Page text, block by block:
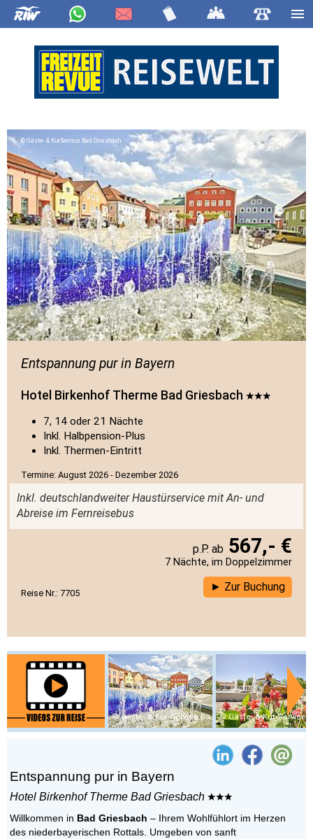
Gäste- & Kur-Service Bad Griesbach
Entspannung pur in Bayern
Hotel Birkenhof Therme Bad Griesbach
7, 14 oder 21 Nächte
Inkl. Halbpension-Plus
Inkl. Thermen-Eintritt
Termine: August 2026 - Dezember 2026
Inkl. deutschlandweiter Haustürservice mit An- und
Abreise im Fernreisebus
567,- €
7 Nächte, im Doppelzimmer
Reise Nr.: 7705 Zur Buchung
Gäste- & Kur-Service Bad Griesbach Gäste- & Kur-Service Bad
Entspannung pur in Bayern
Hotel Birkenhof Therme Bad Griesbach
Willkommen in Bad Griesbach – Ihrem Wohlfühlort im Herzen
des niederbayerischen Rottals. Umgeben von sanft